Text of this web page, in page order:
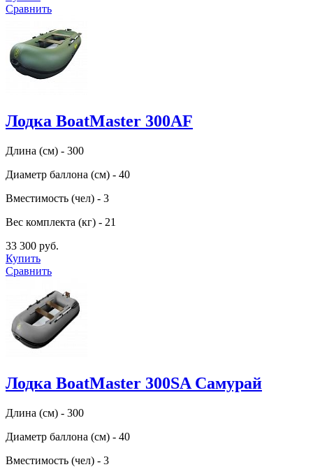
Сравнить
Лодка BoatMaster 300AF
Длина (см) - 300
Диаметр баллона (см) - 40
Вместимость (чел) - 3
Вес комплекта (кг) - 21
33 300 руб.
Купить
Сравнить
Лодка BoatMaster 300SA Самурай
Длина (см) - 300
Диаметр баллона (см) - 40
Вместимость (чел) - 3